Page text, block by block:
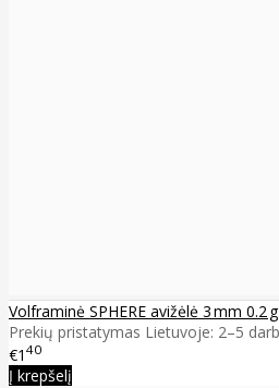
Volframinė SPHERE avižėlė 3 mm 0.2
Prekių pristatymas Lietuvoje: 2–5
€1 40
Į krepšelį